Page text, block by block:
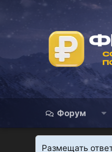
Форум
Размещать